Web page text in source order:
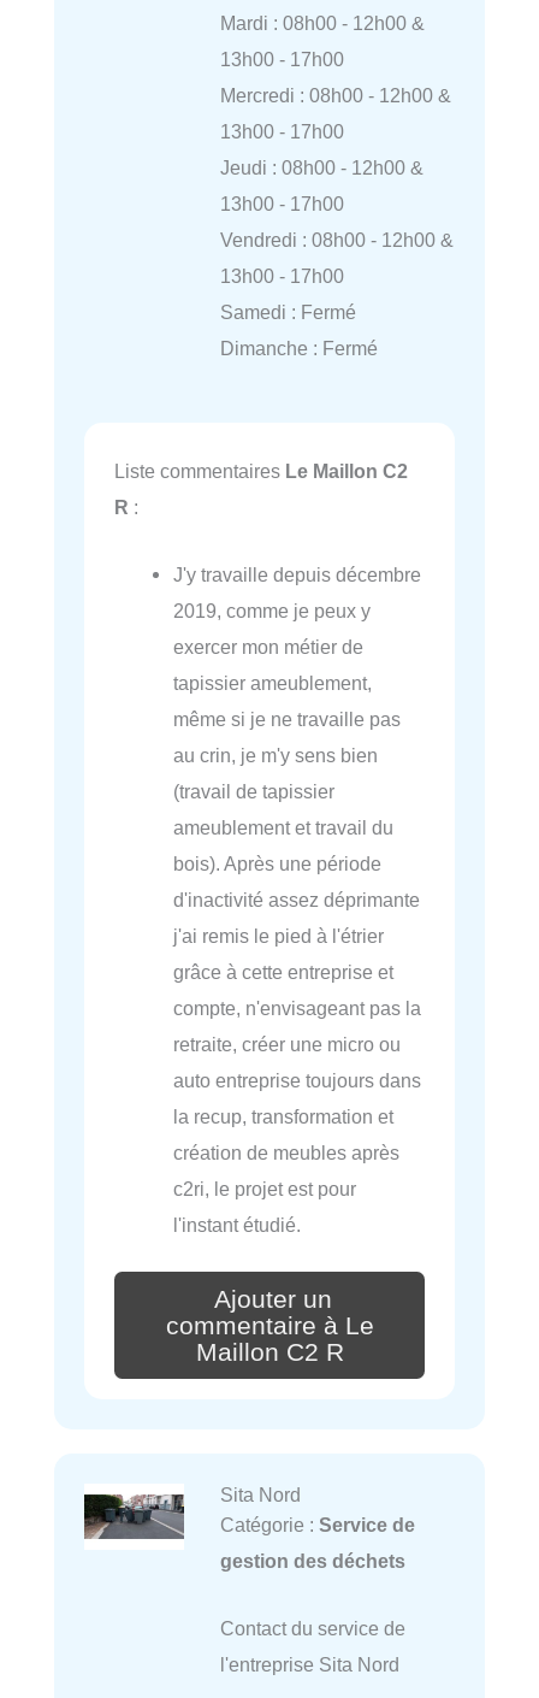
Mardi : 08h00 - 12h00 &
13h00 - 17h00
Mercredi : 08h00 - 12h00 &
13h00 - 17h00
Jeudi : 08h00 - 12h00 &
13h00 - 17h00
Vendredi : 08h00 - 12h00 &
13h00 - 17h00
Samedi : Fermé
Dimanche : Fermé
Liste commentaires Le Maillon C2
R :
J'y travaille depuis décembre
2019, comme je peux y
exercer mon métier de
tapissier ameublement,
même si je ne travaille pas
au crin, je m'y sens bien
(travail de tapissier
ameublement et travail du
bois). Après une période
d'inactivité assez déprimante
j'ai remis le pied à l'étrier
grâce à cette entreprise et
compte, n'envisageant pas la
retraite, créer une micro ou
auto entreprise toujours dans
la recup, transformation et
création de meubles après
c2ri, le projet est pour
l'instant étudié.
Ajouter un
commentaire à Le
Maillon C2 R
Sita Nord
Catégorie : Service de
gestion des déchets
Contact du service de
l'entreprise Sita Nord